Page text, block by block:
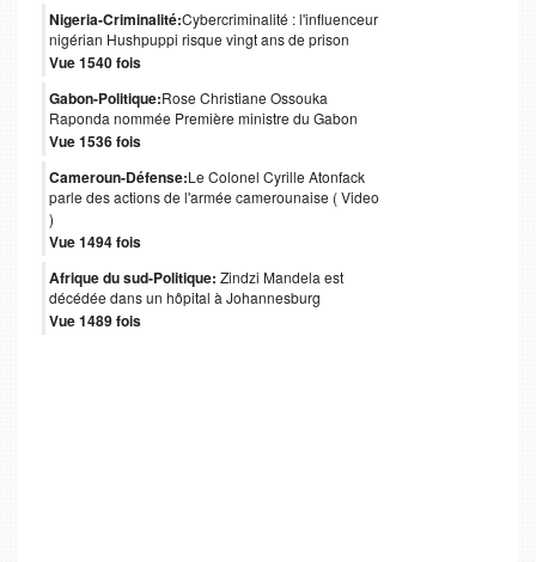
Nigeria-Criminalité:Cybercriminalité : l'influenceur
nigérian Hushpuppi risque vingt ans de prison
Vue 1540 fois
Gabon-Politique:Rose Christiane Ossouka
Raponda nommée Première ministre du Gabon
Vue 1536 fois
Cameroun-Défense:Le Colonel Cyrille Atonfack
parle des actions de l'armée camerounaise ( Video
)
Vue 1494 fois
Afrique du sud-Politique: Zindzi Mandela est
décédée dans un hôpital à Johannesburg
Vue 1489 fois